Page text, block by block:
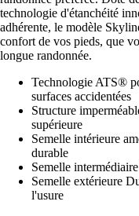
technologie d'étanchéité
adhérente, le modèle
confort de vos pieds, que
longue randonnée.
Technologie ATS®
surfaces accidentées
Structure
supérieure
Semelle intérieure
durable
Semelle
Semelle extérieure
l'usure